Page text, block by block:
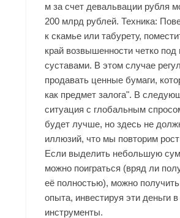
м за счет девальвации рубля
200 млрд рублей. Техника:
к скамье или табурету,
край возвышенности четко
суставами. В этом случае
продавать ценные бумаги,
как предмет залога". В
ситуация с глобальным
будет лучше, но здесь не
иллюзий, что мы повторим
Если выделить небольшую
можно поиграться (вряд ли
её полностью), можно получить
опыта, инвестируя эти деньги
инструменты.